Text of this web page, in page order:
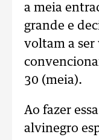
a meia
grande e
voltam a ser
30 (meia).
Ao fazer
alvinegro